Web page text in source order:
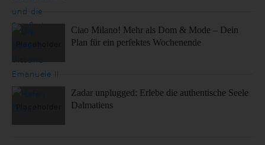
Ciao Milano! Mehr als Dom & Mode – Dein
Plan für ein perfektes Wochenende
Zadar unplugged: Erlebe die authentische Seele
Dalmatiens